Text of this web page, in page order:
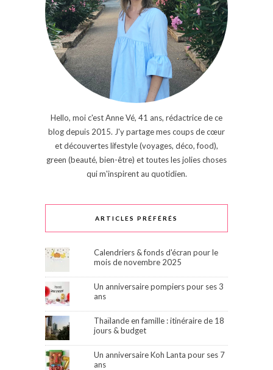
Hello, moi c'est Anne Vé, 41 ans, rédactrice de ce
blog depuis 2015. J'y partage mes coups de cœur
et découvertes lifestyle (voyages, déco, food),
green (beauté, bien-être) et toutes les jolies choses
qui m'inspirent au quotidien.
ARTICLES PRÉFÉRÉS
Calendriers & fonds d'écran pour le
mois de novembre 2025
Un anniversaire pompiers pour ses 3
ans
Thaïlande en famille : itinéraire de 18
jours & budget
Un anniversaire Koh Lanta pour ses 7
ans